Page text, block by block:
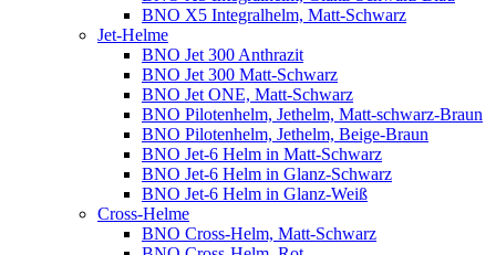
BNO X5 Integralhelm, Matt-Schwarz
Jet-Helme
BNO Jet 300 Anthrazit
BNO Jet 300 Matt-Schwarz
BNO Jet ONE, Matt-Schwarz
BNO Pilotenhelm, Jethelm, Matt-schwarz-Braun
BNO Pilotenhelm, Jethelm, Beige-Braun
BNO Jet-6 Helm in Matt-Schwarz
BNO Jet-6 Helm in Glanz-Schwarz
BNO Jet-6 Helm in Glanz-Weiß
Cross-Helme
BNO Cross-Helm, Matt-Schwarz